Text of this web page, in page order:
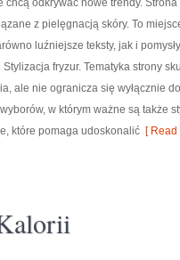
chcą odkrywać nowe trendy.
z pielęgnacją skóry. To
luźniejsze teksty, jak i
fryzur. Tematyka strony
ale nie ogranicza się wyłącznie
w którym ważne są także
które pomaga udoskonalić [ Read